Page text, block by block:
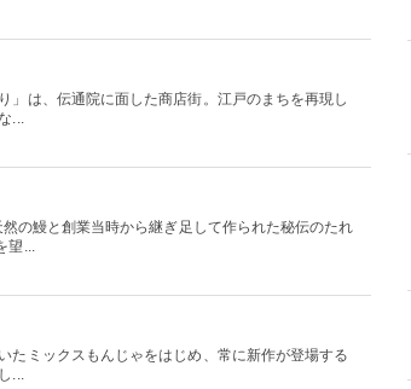
」は、伝通院に面した商店街。江戸のまちを再現し
...
の鰻と創業当時から継ぎ足して作られた秘伝のたれ
望...
たミックスもんじゃをはじめ、常に新作が登場する
...